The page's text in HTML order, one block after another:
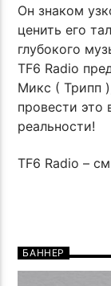
Он знаком
ценить его
глубокого
TF6 Radio
Микс ( Трипп
провести это
реальности!
TF6 Radio –
БАННЕР